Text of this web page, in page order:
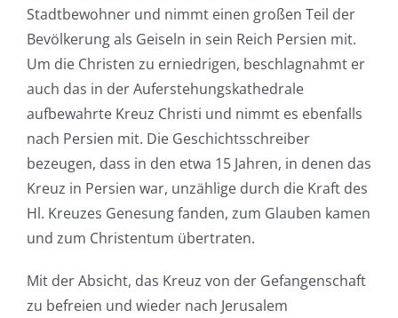
Stadtbewohner und nimmt einen großen Teil der
Bevölkerung als Geiseln in sein Reich Persien mit.
Um die Christen zu erniedrigen, beschlagnahmt er
auch das in der Auferstehungskathedrale
aufbewahrte Kreuz Christi und nimmt es ebenfalls
nach Persien mit. Die Geschichtsschreiber
bezeugen, dass in den etwa 15 Jahren, in denen das
Kreuz in Persien war, unzählige durch die Kraft des
Hl. Kreuzes Genesung fanden, zum Glauben kamen
und zum Christentum übertraten.
Mit der Absicht, das Kreuz von der Gefangenschaft
zu befreien und wieder nach Jerusalem